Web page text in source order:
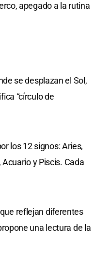
apegado a la rutina
se desplazan el Sol,
“círculo de
los 12 signos: Aries,
y Piscis. Cada
reflejan diferentes
una lectura de la